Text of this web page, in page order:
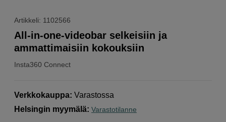
Artikkeli: 1102566
Insta360 Connect
All-in-one-videobar selkeisiin ja
ammattimaisiin kokouksiin
Verkkokauppa: Varastossa
Helsingin myymälä: Varastotilanne